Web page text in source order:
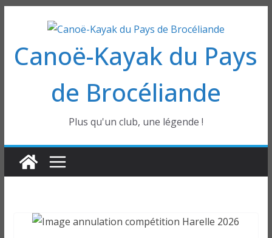
contenu
Canoë-Kayak du Pays
de Brocéliande
Plus qu'un club, une légende !